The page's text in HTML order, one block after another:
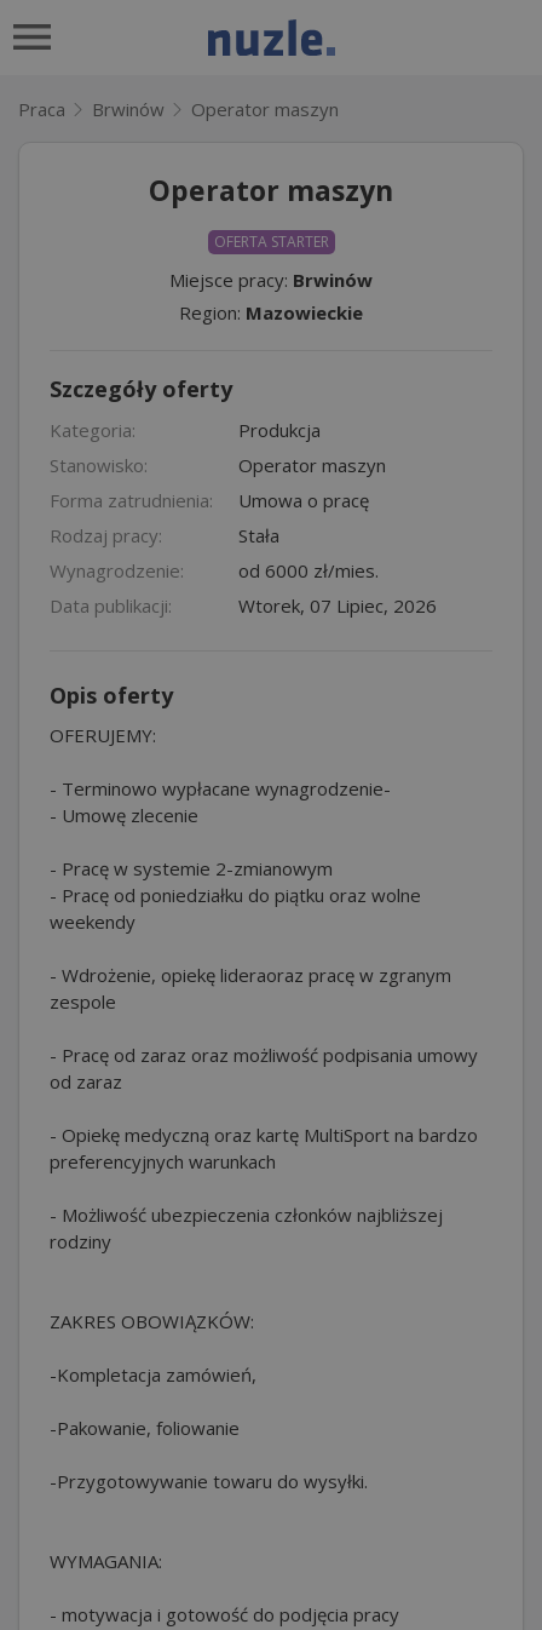
Praca Brwinów Operator maszyn
Operator maszyn
OFERTA STARTER
Miejsce pracy: Brwinów
Region: Mazowieckie
Szczegóły oferty
Kategoria:
Produkcja
Stanowisko:
Operator maszyn
Forma zatrudnienia:
Umowa o pracę
Rodzaj pracy:
Stała
Wynagrodzenie:
od 6000 zł/mies.
Data publikacji:
Wtorek, 07 Lipiec, 2026
Opis oferty
OFERUJEMY:
- Terminowo wypłacane wynagrodzenie-
- Umowę zlecenie
- Pracę w systemie 2-zmianowym
- Pracę od poniedziałku do piątku oraz wolne
weekendy
- Wdrożenie, opiekę lideraoraz pracę w zgranym
zespole
- Pracę od zaraz oraz możliwość podpisania umowy
od zaraz
- Opiekę medyczną oraz kartę MultiSport na bardzo
preferencyjnych warunkach
- Możliwość ubezpieczenia członków najbliższej
rodziny
ZAKRES OBOWIĄZKÓW:
-Kompletacja zamówień,
-Pakowanie, foliowanie
-Przygotowywanie towaru do wysyłki.
WYMAGANIA:
- motywacja i gotowość do podjęcia pracy